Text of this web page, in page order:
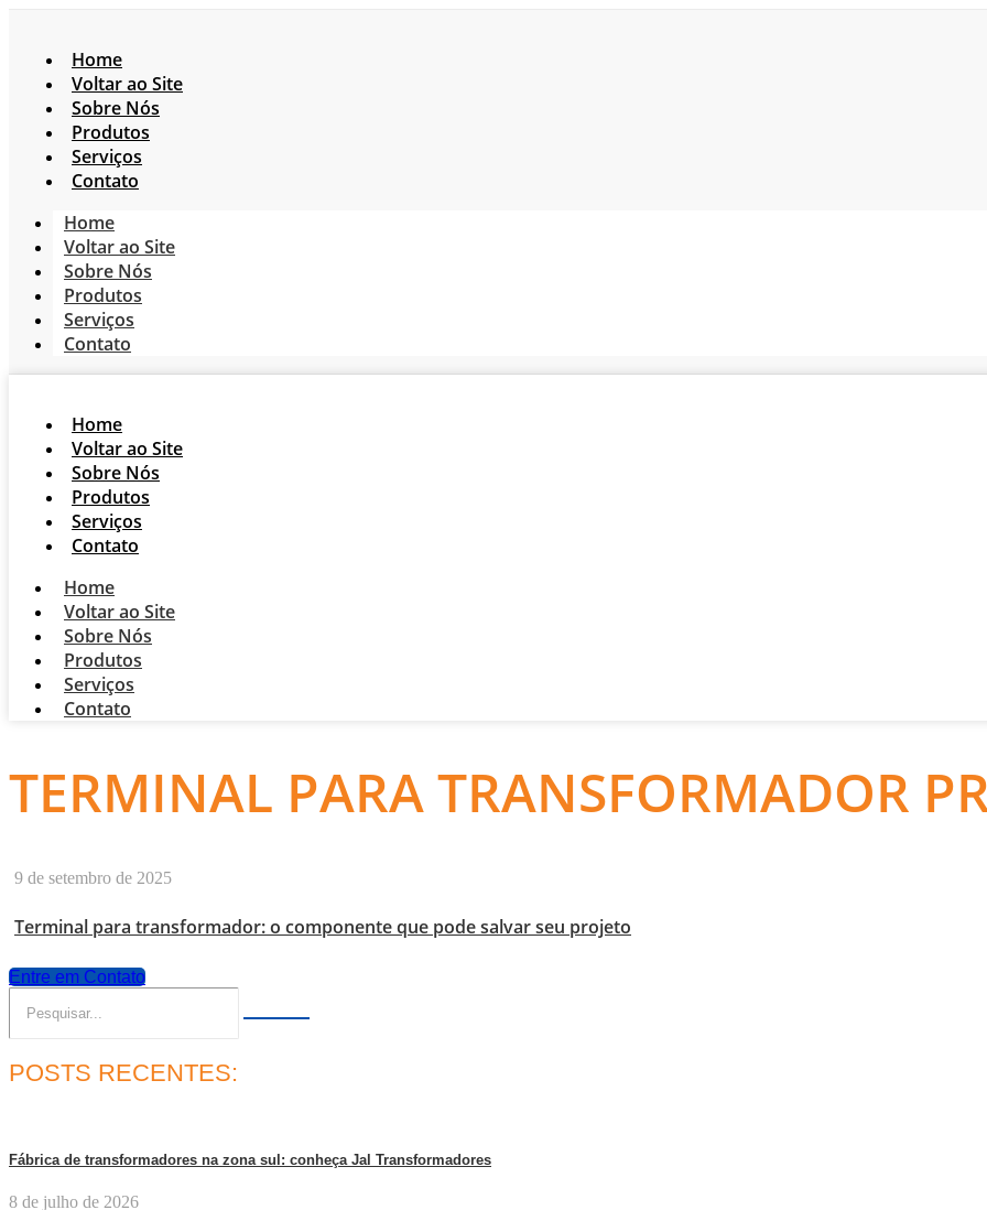
Home
Voltar ao Site
Sobre Nós
Produtos
Serviços
Contato
Home
Voltar ao Site
Sobre Nós
Produtos
Serviços
Contato
Home
Voltar ao Site
Sobre Nós
Produtos
Serviços
Contato
Home
Voltar ao Site
Sobre Nós
Produtos
Serviços
Contato
TERMINAL PARA TRANSFORMADOR
9 de setembro de 2025
Terminal para transformador: o componente que pode salvar seu projeto
Entre em Contato
POSTS RECENTES:
Fábrica de transformadores na zona sul: conheça Jal Transformadores
8 de julho de 2026